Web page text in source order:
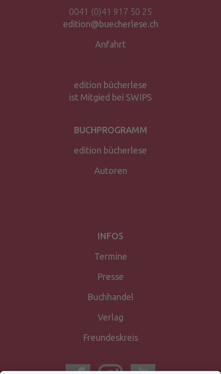
0041 (0)41 917 50 25
edition@buecherlese.ch
Anfahrt
edition bücherlese
ist Mitgied bei SWIPS
BUCHPROGRAMM
edition bücherlese
Autoren
INFOS
Termine
Presse
Buchhandel
Verlag
Freundeskreis